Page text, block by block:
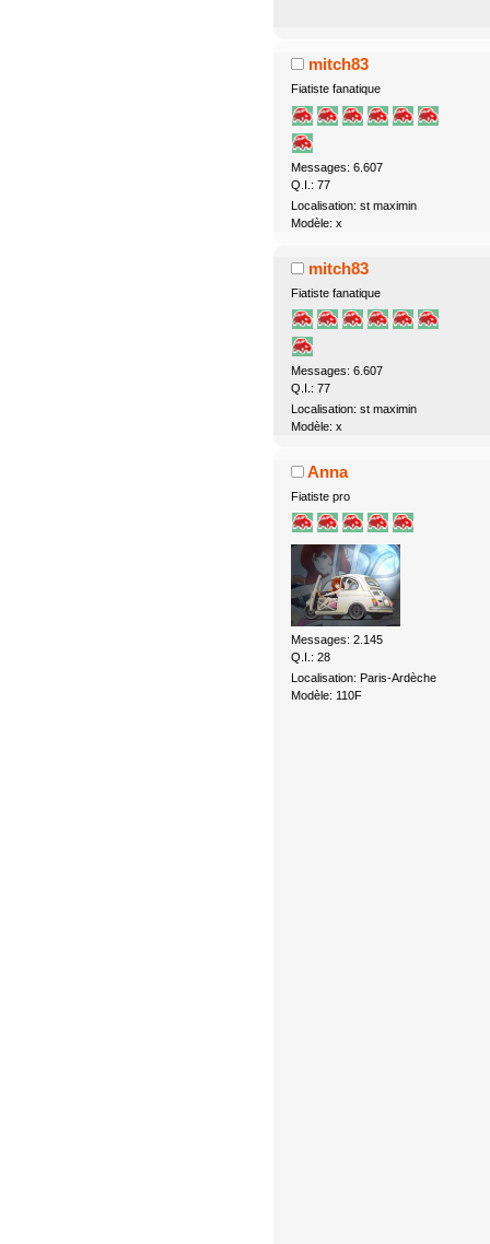
mitch83
Fiatiste fanatique
Messages: 6.607
Q.I.: 77
Localisation: st maximin
Modèle: x
mitch83
Fiatiste fanatique
Messages: 6.607
Q.I.: 77
Localisation: st maximin
Modèle: x
Anna
Fiatiste pro
Messages: 2.145
Q.I.: 28
Localisation: Paris-Ardèche
Modèle: 110F